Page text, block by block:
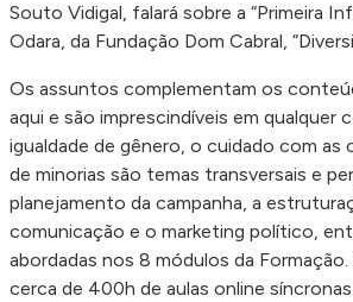
Souto Vidigal, falará sobre a “Primeira
Odara, da Fundação Dom Cabral,
Os assuntos complementam os
aqui e são imprescindíveis em qualquer
igualdade de gênero, o cuidado com as
de minorias são temas transversais e
planejamento da campanha, a
comunicação e o marketing político,
abordadas nos 8 módulos da
cerca de 400h de aulas online